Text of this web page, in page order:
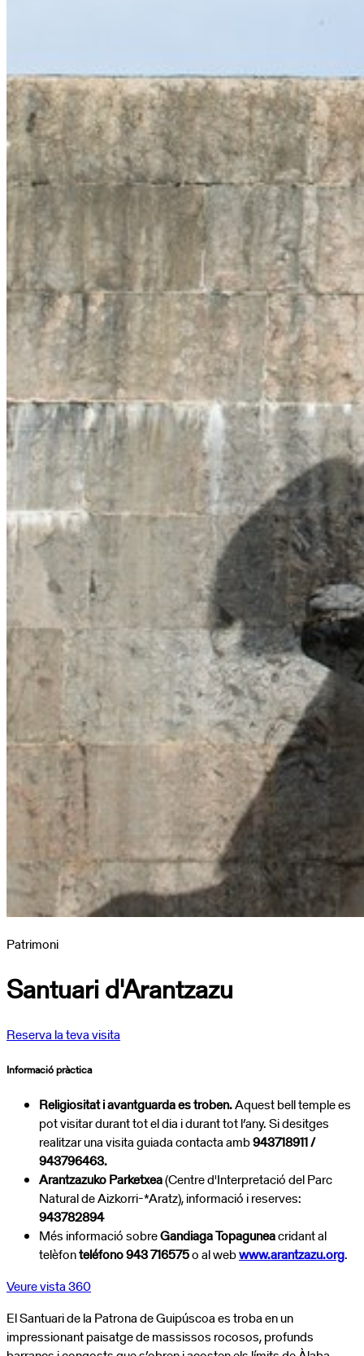
Patrimoni
Santuari d'Arantzazu
Reserva la teva visita
Informació pràctica
Religiositat i avantguarda es troben.Aquest bell temple es
pot visitar durant tot el dia i durant tot l’any. Si desitges
realitzar una visita guiada contacta amb943718911 /
943796463.
Arantzazuko Parketxea(Centre d'Interpretació del Parc
Natural de Aizkorri-*Aratz), informació i reserves:
943782894
Més informació sobreGandiaga Topaguneacridant al
telèfonteléfono 943 716575o al webwww.arantzazu.org.
Veure vista 360
El Santuari de la Patrona de Guipúscoa es troba en un
impressionant paisatge de massissos rocosos, profunds